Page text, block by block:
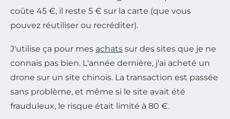
coûte 45 €, il reste 5 € sur la carte (que vous
pouvez réutiliser ou recréditer).
J'utilise ça pour mes achats sur des sites que je ne
connais pas bien. L'année dernière, j'ai acheté un
drone sur un site chinois. La transaction est passée
sans problème, et même si le site avait été
frauduleux, le risque était limité à 80 €.